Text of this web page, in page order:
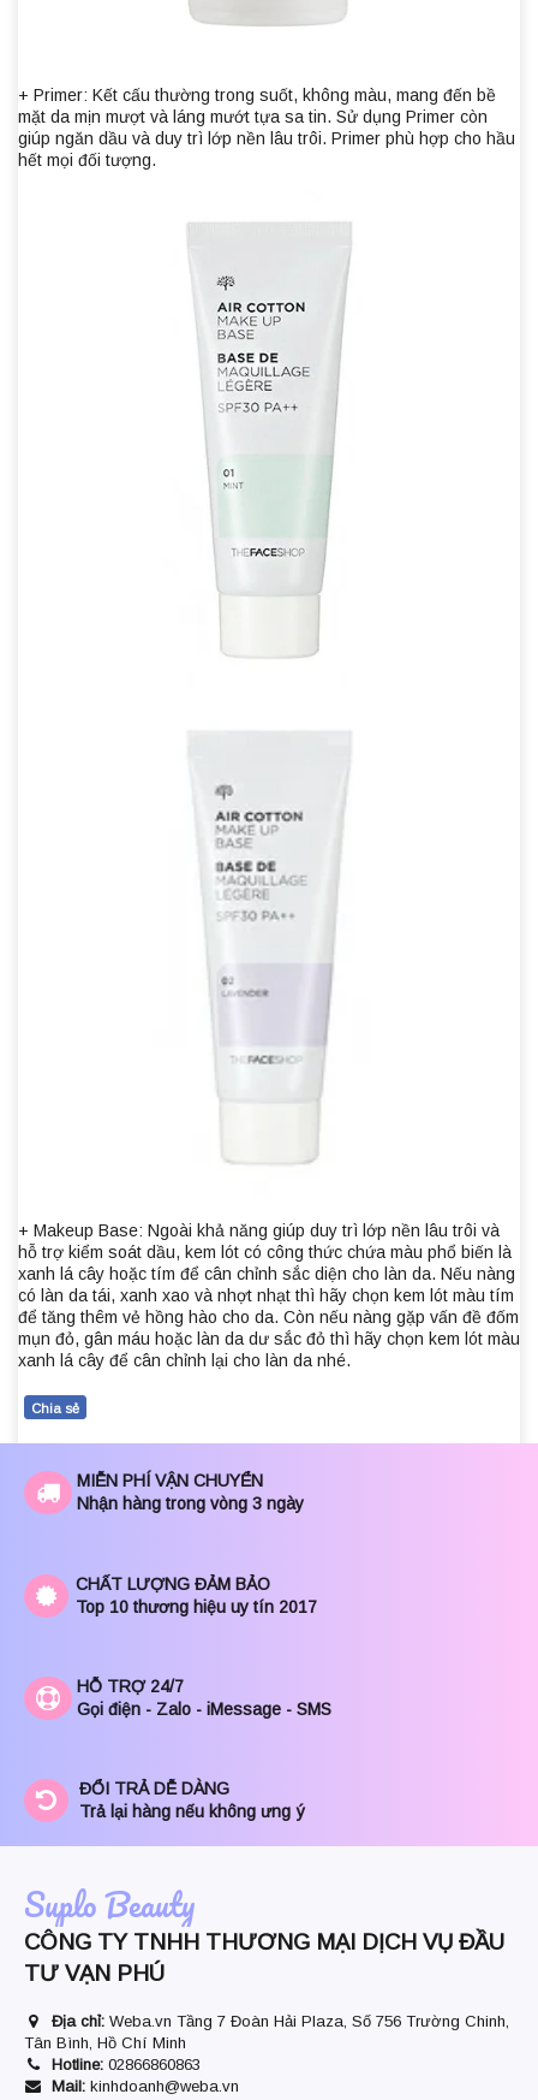
+ Primer: Kết cấu thường trong suốt, không màu, mang đến bề
mặt da mịn mượt và láng mướt tựa sa tin. Sử dụng Primer còn
giúp ngăn dầu và duy trì lớp nền lâu trôi. Primer phù hợp cho hầu
hết mọi đối tượng.
+ Makeup Base: Ngoài khả năng giúp duy trì lớp nền lâu trôi và
hỗ trợ kiểm soát dầu, kem lót có công thức chứa màu phổ biến là
xanh lá cây hoặc tím để cân chỉnh sắc diện cho làn da. Nếu nàng
có làn da tái, xanh xao và nhợt nhạt thì hãy chọn kem lót màu tím
để tăng thêm vẻ hồng hào cho da. Còn nếu nàng gặp vấn đề đốm
mụn đỏ, gân máu hoặc làn da dư sắc đỏ thì hãy chọn kem lót màu
xanh lá cây để cân chỉnh lại cho làn da nhé.
Chia sẻ
MIỄN PHÍ VẬN CHUYỂN
Nhận hàng trong vòng 3 ngày
CHẤT LƯỢNG ĐẢM BẢO
Top 10 thương hiệu uy tín 2017
HỖ TRỢ 24/7
Gọi điện - Zalo - iMessage - SMS
ĐỔI TRẢ DỄ DÀNG
Trả lại hàng nếu không ưng ý
Suplo Beauty
CÔNG TY TNHH THƯƠNG MẠI DỊCH VỤ ĐẦU
TƯ VẠN PHÚ
Địa chỉ: Weba.vn Tầng 7 Đoàn Hải Plaza, Số 756 Trường Chinh,
Tân Bình, Hồ Chí Minh
Hotline:02866860863
Mail: kinhdoanh@weba.vn